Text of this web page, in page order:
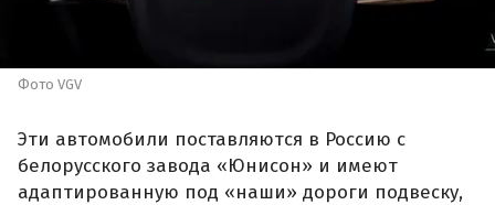
Фото VGV
Эти автомобили поставляются в Россию с
белорусского завода «Юнисон» и имеют
адаптированную под «наши» дороги подвеску,